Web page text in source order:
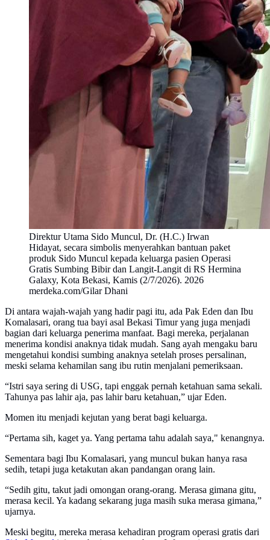
Direktur Utama Sido Muncul, Dr. (H.C.) Irwan
Hidayat, secara simbolis menyerahkan bantuan paket
produk Sido Muncul kepada keluarga pasien Operasi
Gratis Sumbing Bibir dan Langit-Langit di RS Hermina
Galaxy, Kota Bekasi, Kamis (2/7/2026). 2026
merdeka.com/Gilar Dhani
Di antara wajah-wajah yang hadir pagi itu, ada Pak Eden dan Ibu
Komalasari, orang tua bayi asal Bekasi Timur yang juga menjadi
bagian dari keluarga penerima manfaat. Bagi mereka, perjalanan
menerima kondisi anaknya tidak mudah. Sang ayah mengaku baru
mengetahui kondisi sumbing anaknya setelah proses persalinan,
meski selama kehamilan sang ibu rutin menjalani pemeriksaan.
“Istri saya sering di USG, tapi enggak pernah ketahuan sama sekali.
Tahunya pas lahir aja, pas lahir baru ketahuan,” ujar Eden.
Momen itu menjadi kejutan yang berat bagi keluarga.
“Pertama sih, kaget ya. Yang pertama tahu adalah saya," kenangnya.
Sementara bagi Ibu Komalasari, yang muncul bukan hanya rasa
sedih, tetapi juga ketakutan akan pandangan orang lain.
“Sedih gitu, takut jadi omongan orang-orang. Merasa gimana gitu,
merasa kecil. Ya kadang sekarang juga masih suka merasa gimana,”
ujarnya.
Meski begitu, mereka merasa kehadiran program operasi gratis dari